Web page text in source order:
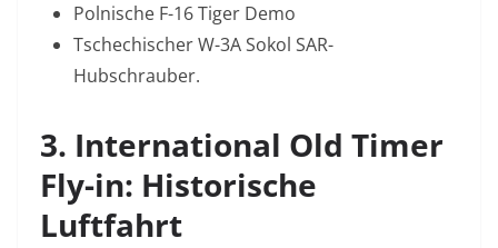
Polnische F-16 Tiger Demo
Tschechischer W-3A Sokol SAR-
Hubschrauber.
3. International Old Timer
Fly-in: Historische
Luftfahrt